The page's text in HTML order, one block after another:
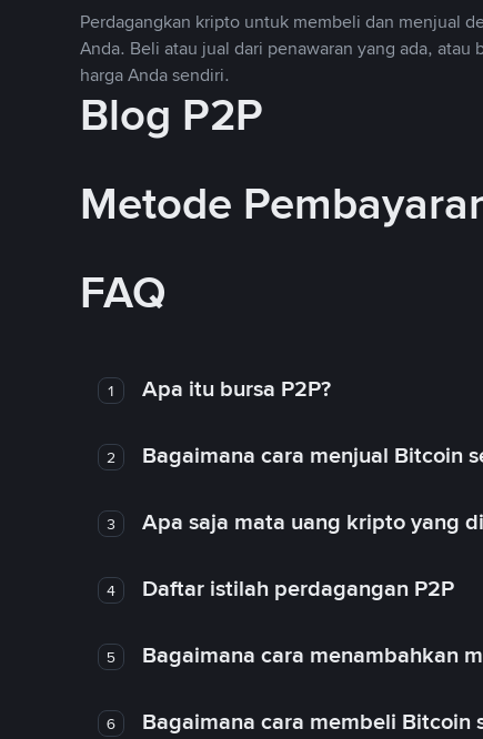
Perdagangkan kripto untuk membeli dan menjual
Anda. Beli atau jual dari penawaran yang ada, atau
harga Anda sendiri.
Blog P2P
Metode
FAQ
1 Apa itu bursa P2P?
2 Bagaimana cara menjual Bitcoin
3 Apa saja mata uang kripto yang
4 Daftar istilah perdagangan P2P
5 Bagaimana cara menambahkan
6 Bagaimana cara membeli Bitcoin